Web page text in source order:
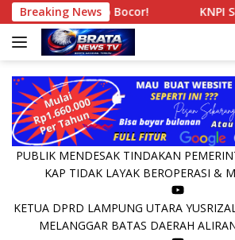
Langsung
ke
konten
Breaking News
Rumah Atap Bocor! KNPI
PUBLIK MENDESAK TINDAKAN
KAP TIDAK LAYAK BEROPERASI &
KETUA DPRD LAMPUNG UTARA
MELANGGAR BATAS DAERAH